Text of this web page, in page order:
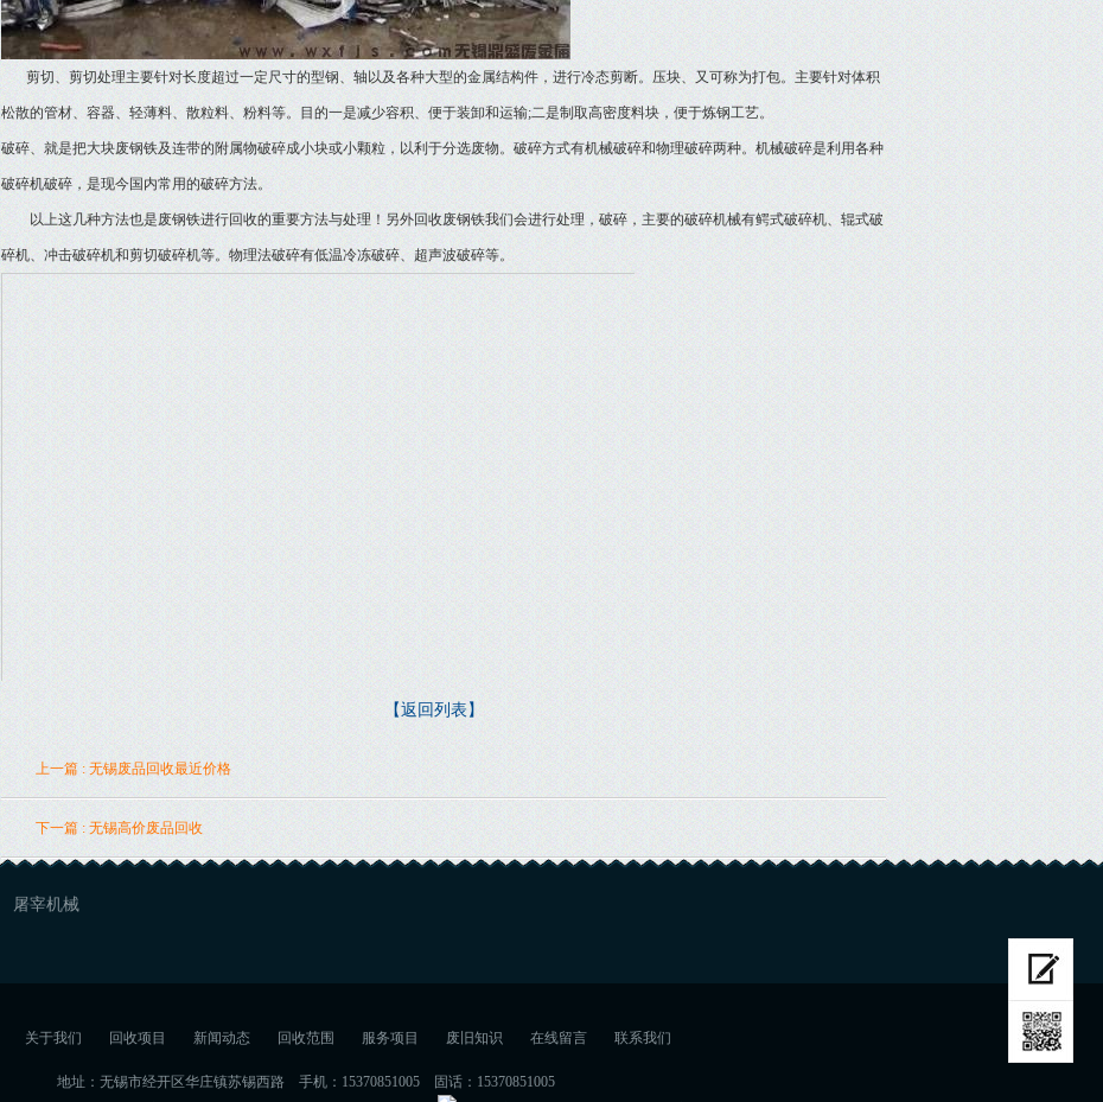
剪切、剪切处理主要针对长度超过一定尺寸的型钢、轴以及各种大型的金属结构件，进行冷态剪断。压块、又可称为打包。主要针对体积
松散的管材、容器、轻薄料、散粒料、粉料等。目的一是减少容积、便于装卸和运输;二是制取高密度料块，便于炼钢工艺。
破碎、就是把大块废钢铁及连带的附属物破碎成小块或小颗粒，以利于分选废物。破碎方式有机械破碎和物理破碎两种。机械破碎是利用各种
破碎机破碎，是现今国内常用的破碎方法。
以上这几种方法也是废钢铁进行回收的重要方法与处理！另外回收废钢铁我们会进行处理，破碎，主要的破碎机械有鳄式破碎机、辊式破
碎机、冲击破碎机和剪切破碎机等。物理法破碎有低温冷冻破碎、超声波破碎等。
【返回列表】
上一篇 : 无锡废品回收最近价格
下一篇 : 无锡高价废品回收
屠宰机械
关于我们 回收项目 新闻动态 回收范围 服务项目 废旧知识 在线留言 联系我们
地址：无锡市经开区华庄镇苏锡西路 手机：15370851005
固话：15370851005